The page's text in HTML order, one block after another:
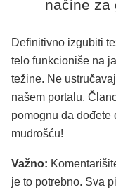
načine za
Definitivno izgubiti
telo funkcioniše na
težine. Ne
našem portalu.
pomognu da dođete
mudrošću!
Važno:
je to potrebno. Sva